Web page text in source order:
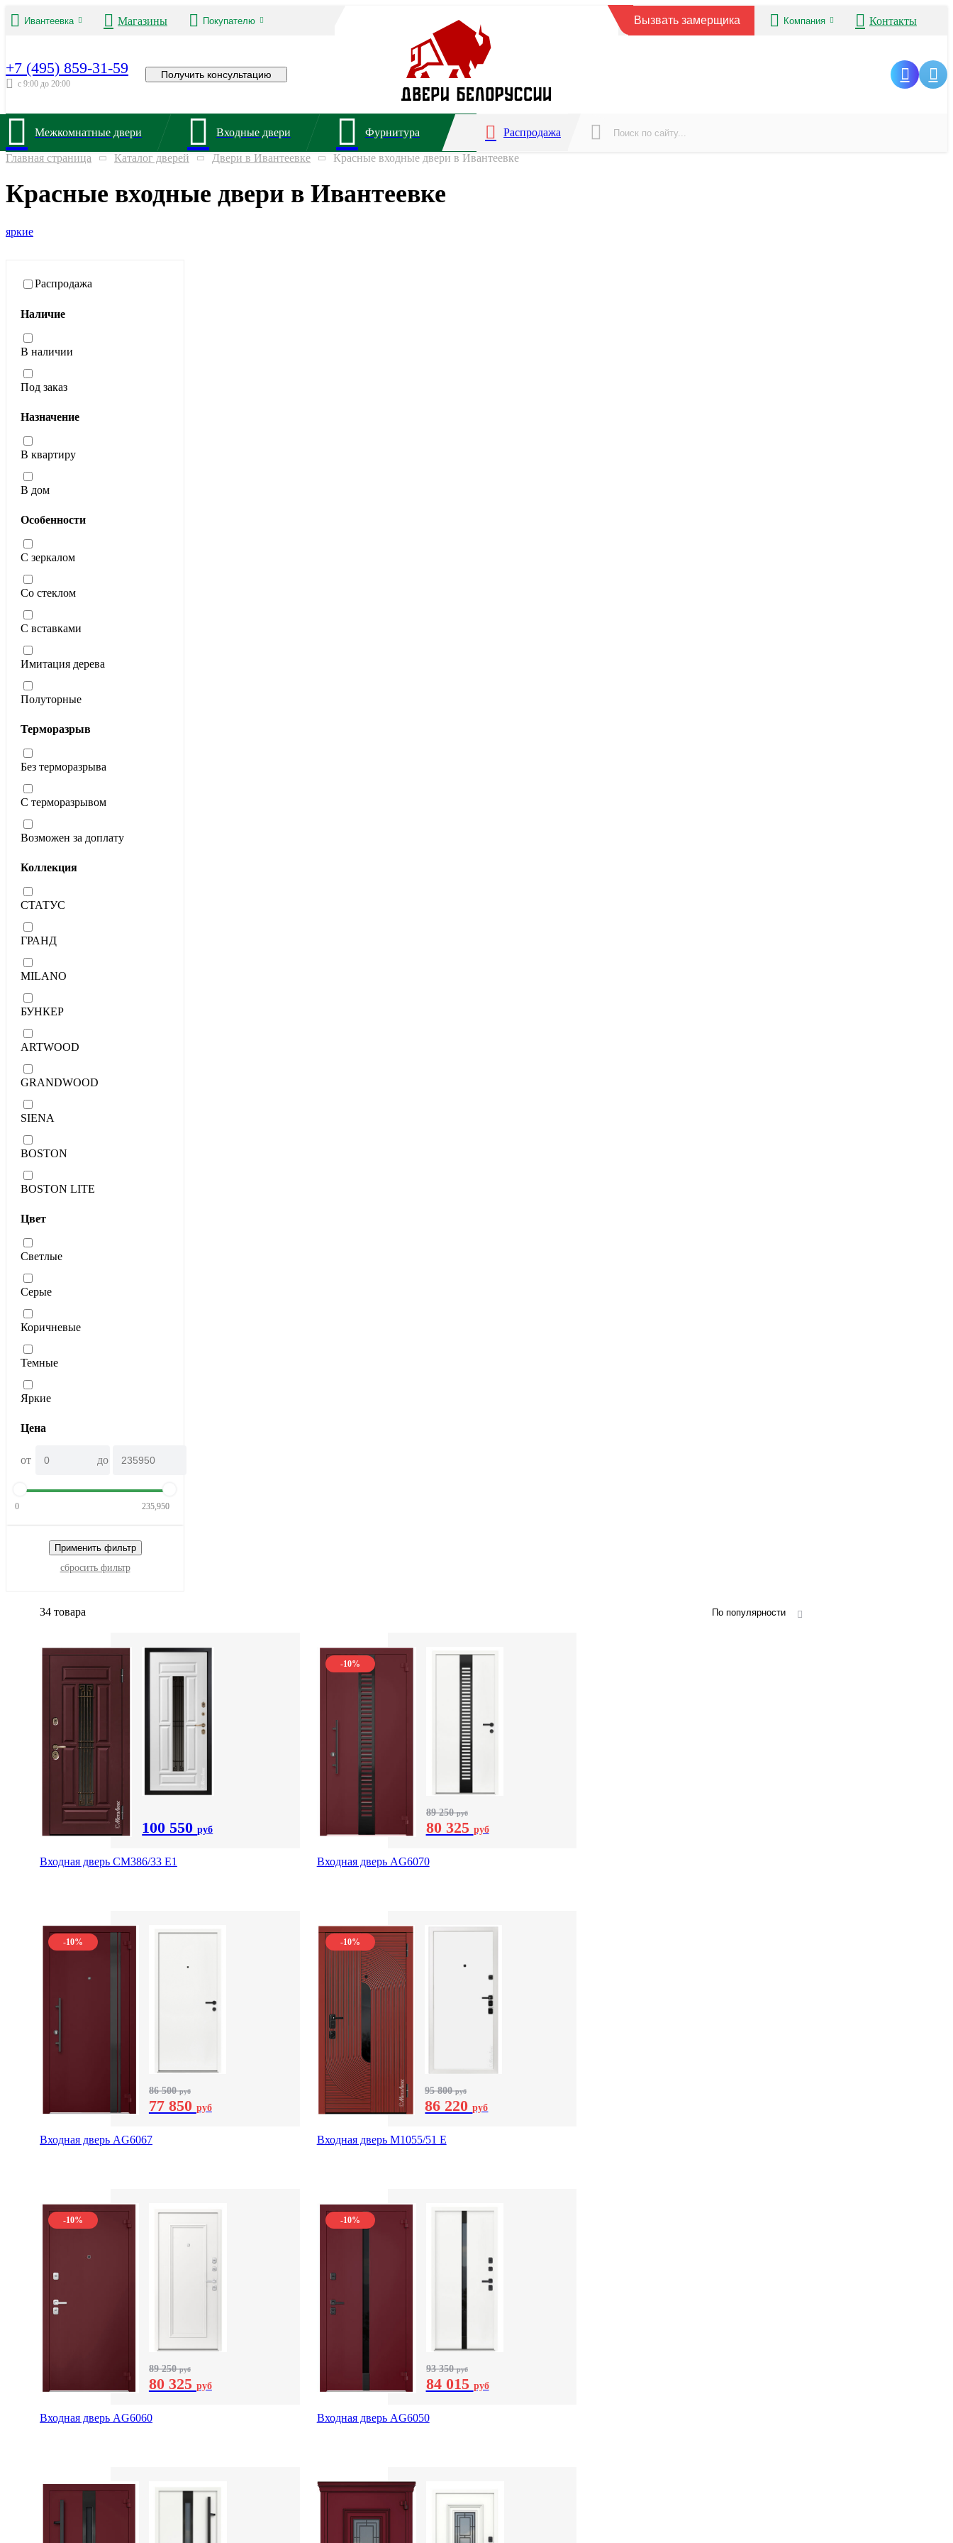
Ивантеевка Магазины Покупателю Вызвать замерщика Компания Контакты
+7 (495) 859-31-59
с 9:00 до 20:00
Получить консультацию
Межкомнатные двери Входные двери Фурнитура Распродажа
Главная страница Каталог дверей Двери в Ивантеевке Красные входные двери в Ивантеевке
Красные входные двери в Ивантеевке
яркие
Распродажа
Наличие
В наличии
Под заказ
Назначение
В квартиру
В дом
Особенности
С зеркалом
Со стеклом
С вставками
Имитация дерева
Полуторные
Терморазрыв
Без терморазрыва
С терморазрывом
Возможен за доплату
Коллекция
СТАТУС
ГРАНД
MILANO
БУНКЕР
ARTWOOD
GRANDWOOD
SIENA
BOSTON
BOSTON LITE
Цвет
Светлые
Серые
Коричневые
Темные
Яркие
Цена
от до
0 235,950
Применить фильтр
сбросить фильтр
34 товара По популярности
100 550руб
Входная дверь СМ386/33 Е1
-10%
89 250руб
80 325 руб
Входная дверь AG6070
-10%
86 500руб
77 850 руб
Входная дверь AG6067
-10%
95 800руб
86 220руб
Входная дверь М1055/51 Е
-10%
89 250руб
80 325 руб
Входная дверь AG6060
-10%
93 350руб
84 015 руб
Входная дверь AG6050